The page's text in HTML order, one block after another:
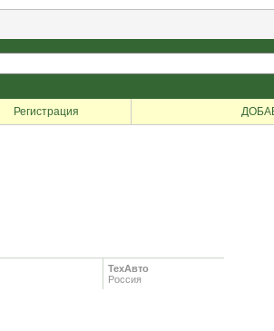
Регистрация
ТехАвто
Россия